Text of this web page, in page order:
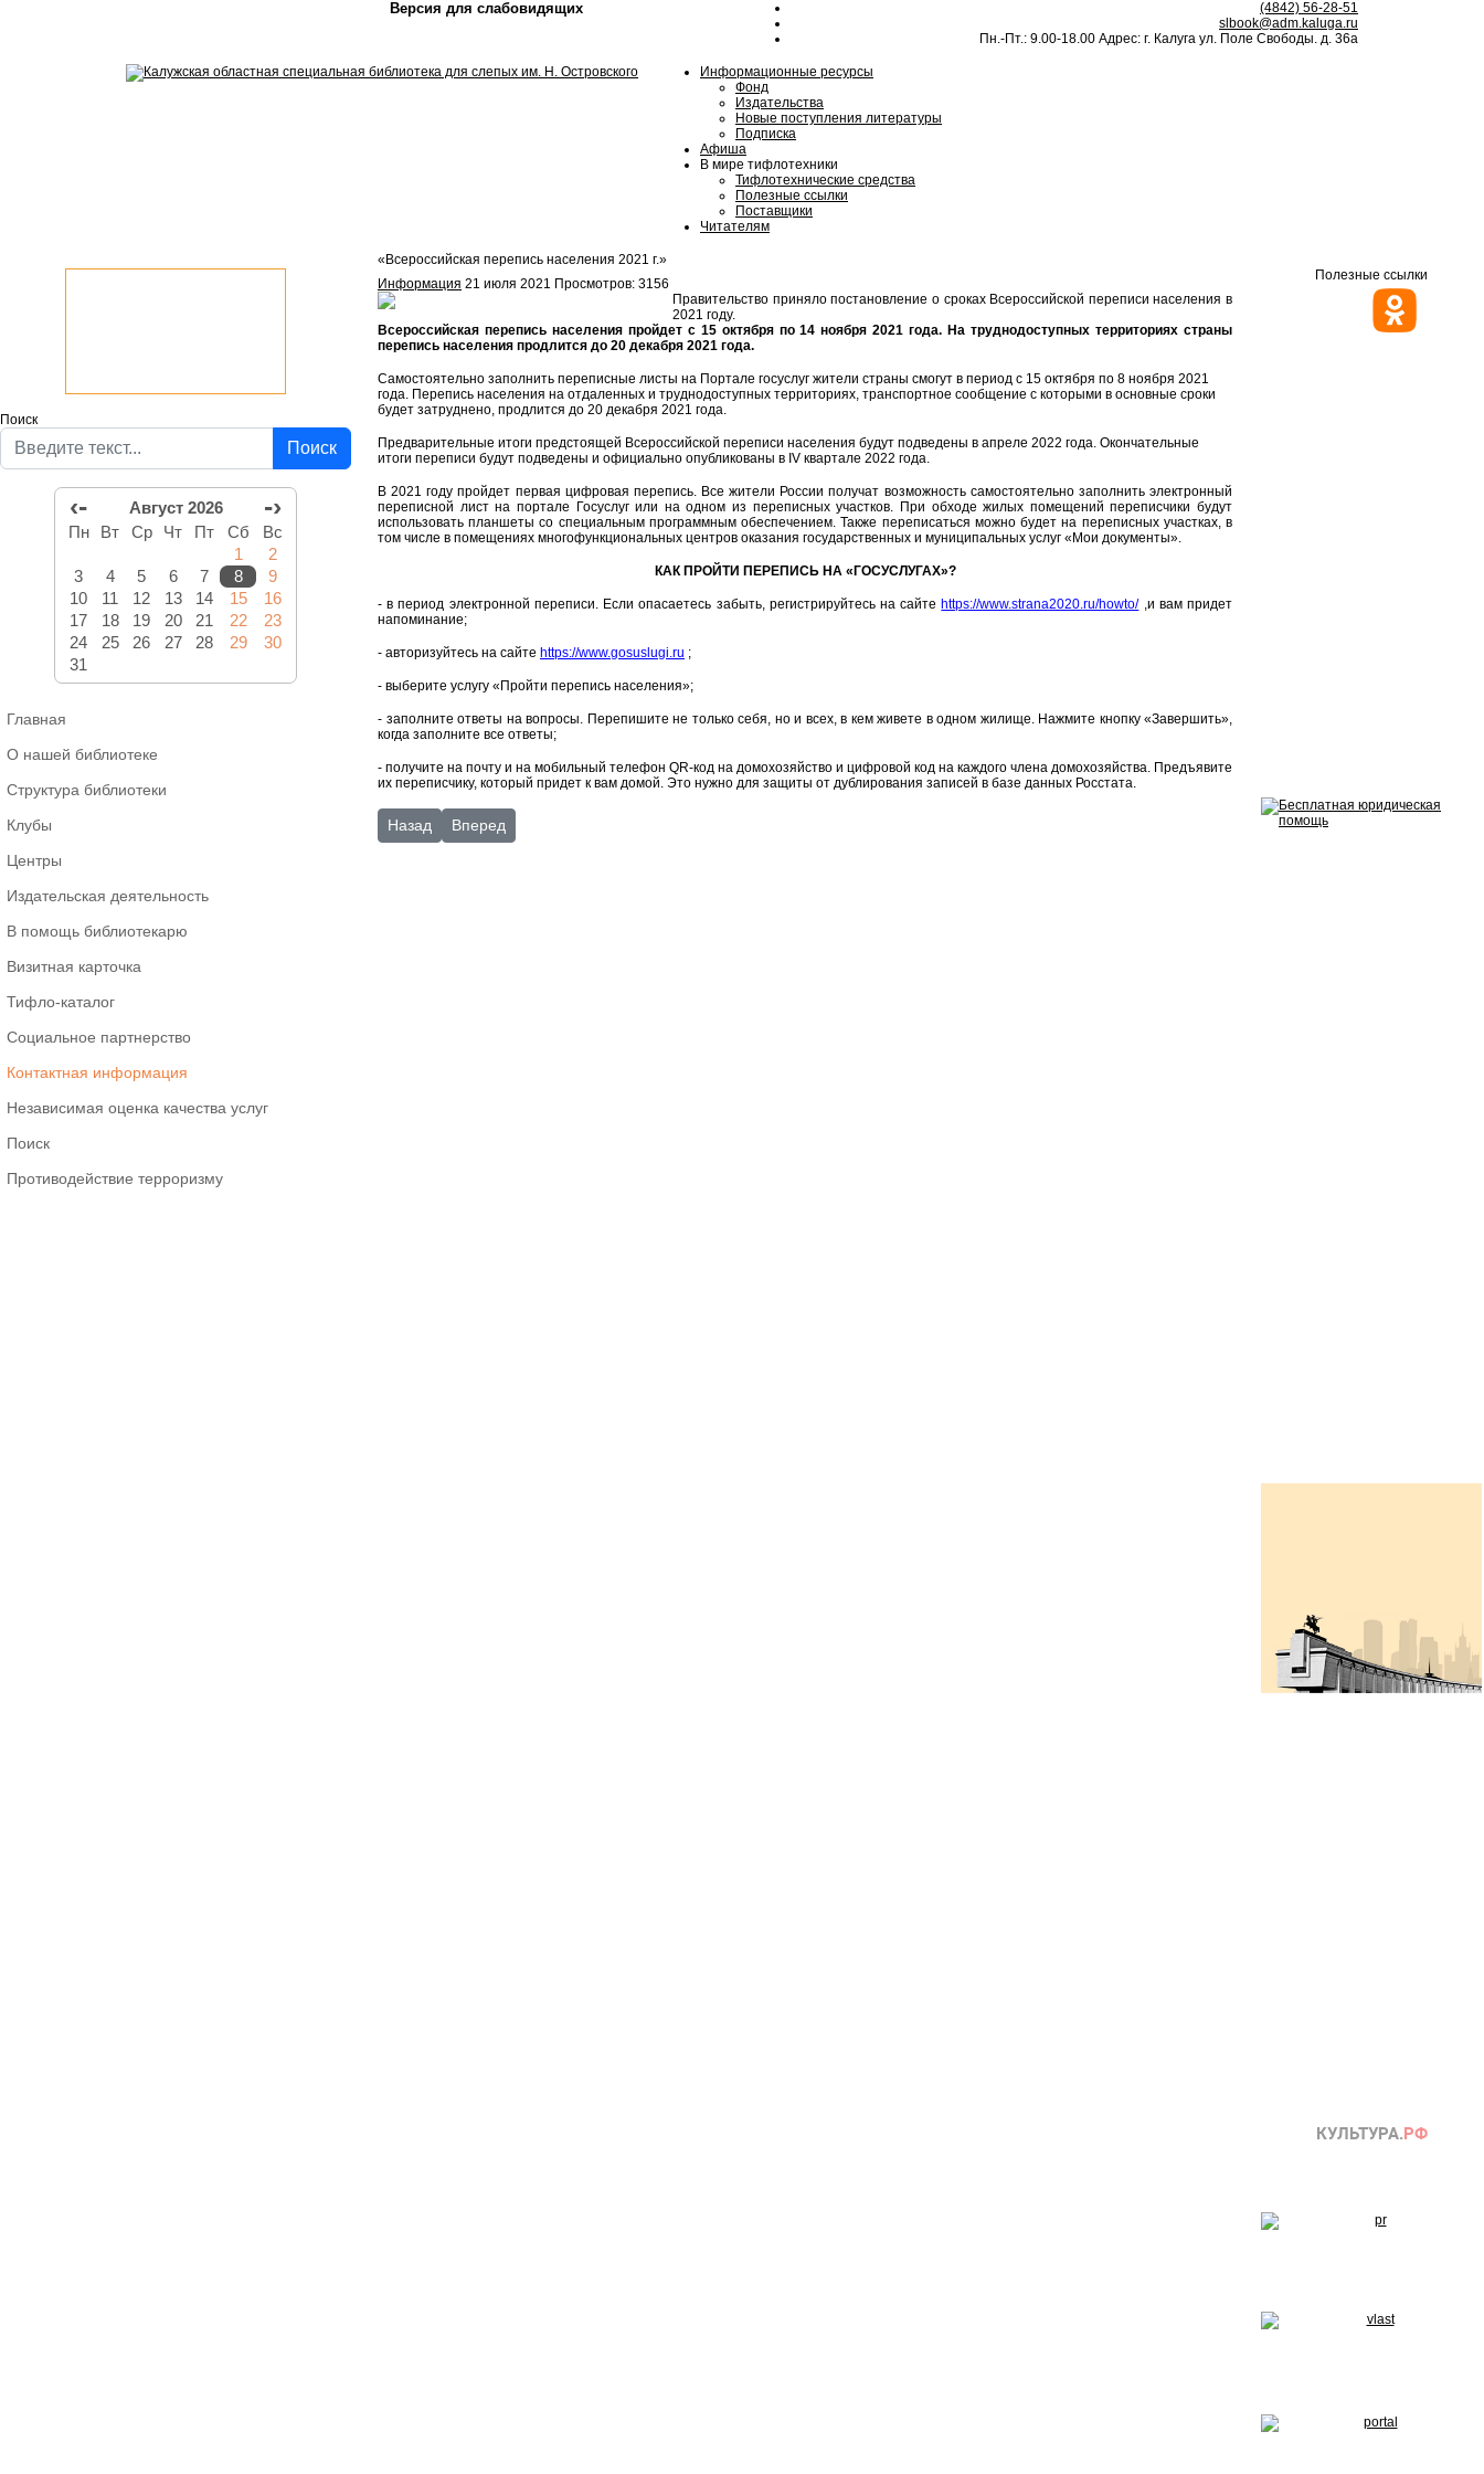
Версия для слабовидящих
(4842) 56-28-51
slbook@adm.kaluga.ru
Пн.-Пт.: 9.00-18.00 Адрес: г. Калуга ул. Поле Свободы. д. 36а
Информационные ресурсы
Фонд
Издательства
Новые поступления литературы
Подписка
Афиша
В мире тифлотехники
Тифлотехнические средства
Полезные ссылки
Поставщики
Читателям
Поиск
Поиск
‹- Август 2026 -›
Пн Вт Ср Чт Пт Сб
Вс
1
2
3
4 5 6 7 8
9
10
11 12 13 14 15
16
17
18 19 20 21 22
23
24
25 26 27 28 29
30
31
Главная
О нашей библиотеке
Структура библиотеки
Клубы
Центры
Издательская деятельность
В помощь библиотекарю
Визитная карточка
Тифло-каталог
Социальное партнерство
Контактная информация
Независимая оценка качества услуг
Поиск
Противодействие терроризму
«Всероссийская перепись населения 2021 г.»
Информация 21 июля 2021 Просмотров: 3156
Правительство приняло постановление о сроках Всероссийской переписи населения в
2021 году.
Всероссийская перепись населения пройдет с 15 октября по 14 ноября 2021 года. На труднодоступных территориях страны
перепись населения продлится до 20 декабря 2021 года.
Самостоятельно заполнить переписные листы на Портале госуслуг жители страны смогут в период с 15 октября по 8 ноября 2021
года. Перепись населения на отдаленных и труднодоступных территориях, транспортное сообщение с которыми в основные сроки
будет затруднено, продлится до 20 декабря 2021 года.
Предварительные итоги предстоящей Всероссийской переписи населения будут подведены в апреле 2022 года. Окончательные
итоги переписи будут подведены и официально опубликованы в IV квартале 2022 года.
В 2021 году пройдет первая цифровая перепись. Все жители России получат возможность самостоятельно заполнить электронный
переписной лист на портале Госуслуг или на одном из переписных участков. При обходе жилых помещений переписчики будут
использовать планшеты со специальным программным обеспечением. Также переписаться можно будет на переписных участках, в
том числе в помещениях многофункциональных центров оказания государственных и муниципальных услуг «Мои документы».
КАК ПРОЙТИ ПЕРЕПИСЬ НА «ГОСУСЛУГАХ»?
- в период электронной переписи. Если опасаетесь забыть, регистрируйтесь на сайте https://www.strana2020.ru/howto/,и вам придет
напоминание;
- авторизуйтесь на сайте https://www.gosuslugi.ru ;
- выберите услугу «Пройти перепись населения»;
- заполните ответы на вопросы. Перепишите не только себя, но и всех, в кем живете в одном жилище. Нажмите кнопку «Завершить»,
когда заполните все ответы;
- получите на почту и на мобильный телефон QR-код на домохозяйство и цифровой код на каждого члена домохозяйства. Предъявите
их переписчику, который придет к вам домой. Это нужно для защиты от дублирования записей в базе данных Росстата.
Предыдущий: «Независимая система оценки качества работы учреждений культуры Калужской области»
Назад Следующий: Контактная информация
Вперед
Полезные ссылки